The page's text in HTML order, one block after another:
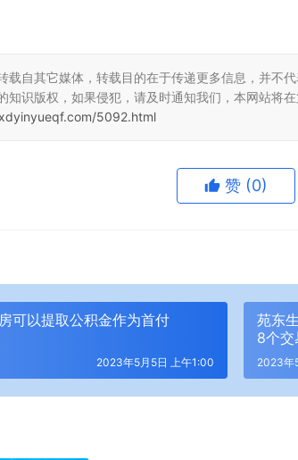
载自其它媒体，转载目的在于传递更多信息，并不
知识版权，如果侵犯，请及时通知我们，本网站将
5092.html
赞 (0)
可以提取公积金作为首付
2023年5月5日 上午1:00
苑东
8个交
2023年